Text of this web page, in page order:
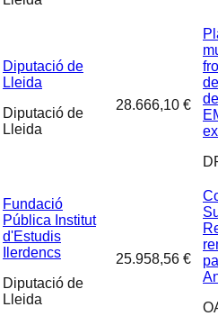
Diputació de
Lleida
Diputació de
Lleida
28.666,10 €
Fundació
Pública Institut
d'Estudis
Ilerdencs
Diputació de
Lleida
25.958,56 €